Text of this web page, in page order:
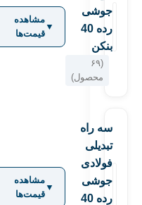
جوشی
رده 40
بنکن
(۶۹
محصول)
▼
مشاهده
قیمت‌ها
سه راه
تبدیلی
فولادی
جوشی
رده 40
▼
مشاهده
قیمت‌ها